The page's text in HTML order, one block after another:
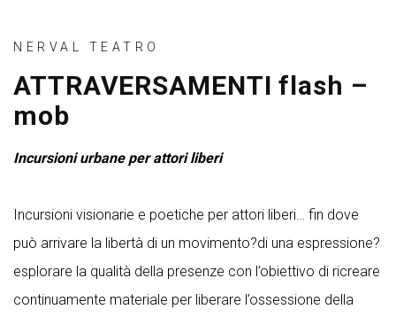
NERVAL TEATRO
ATTRAVERSAMENTI flash –
mob
Incursioni urbane per attori liberi
Incursioni visionarie e poetiche per attori liberi… fin dove
può arrivare la libertà di un movimento?di una espressione?
esplorare la qualità della presenze con l’obiettivo di ricreare
continuamente materiale per liberare l’ossessione della